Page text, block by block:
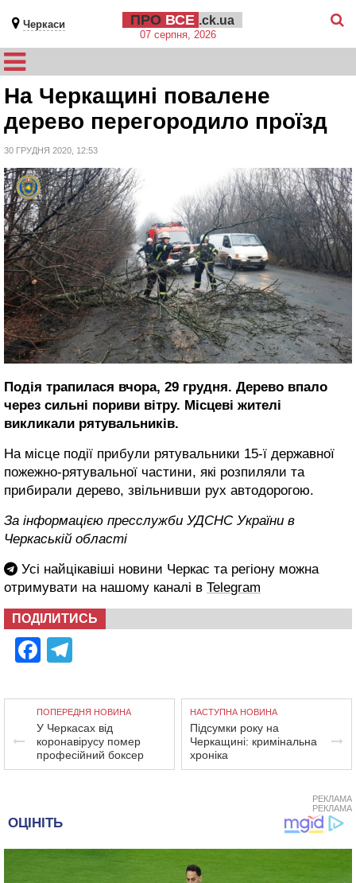
Черкаси ПРО ВСЕ .ck.ua
07 серпня, 2026
На Черкащині повалене
дерево перегородило проїзд
30 ГРУДНЯ 2020, 12:53
Подія трапилася вчора, 29 грудня. Дерево впало
через сильні пориви вітру. Місцеві жителі
викликали рятувальників.
На місце події прибули рятувальники 15-ї державної
пожежно-рятувальної частини, які розпиляли та
прибирали дерево, звільнивши рух автодорогою.
За інформацією пресслужби УДСНС України в
Черкаській області
Усі найцікавіші новини Черкас та регіону можна
отримувати на нашому каналі в Telegram
ПОДІЛИТИСЬ
Facebook
ПОПЕРЕДНЯ НОВИНА
У Черкасах від
коронавірусу помер
професійний боксер
НАСТУПНА НОВИНА
Підсумки року на
Черкащині: кримінальна
хроніка
РЕКЛАМА
РЕКЛАМА